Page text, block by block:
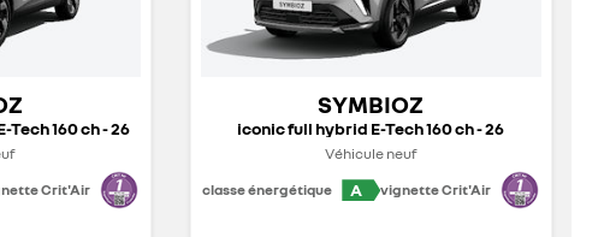
160 ch - 26
Crit'Air
SYMBIOZ
iconic full hybrid E-Tech 160 ch - 26
Véhicule neuf
classe énergétique
A vignette Crit'Air